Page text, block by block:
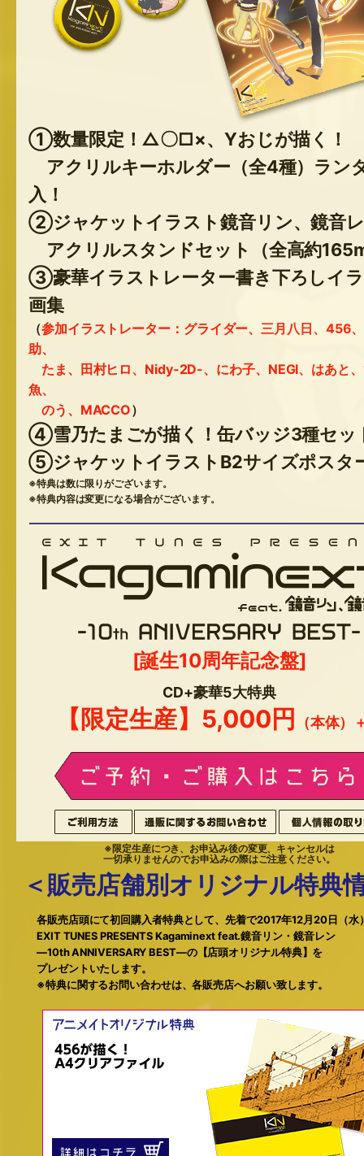
①数量限定！△〇□×、Yおじが描く！
アクリルキーホルダー（全4種）ラン
入！
②ジャケットイラスト鏡音リン、鏡音
アクリルスタンドセット（全高約
③豪華イラストレーター書き下ろしイ
画集
（参加イラストレーター：グライダー、三月八日、456
助、
たま、田村ヒロ、Nidy-2D-、にわ子、NEGI、はあと
魚、
のう、MACCO）
④雪乃たまごが描く！缶バッジ3種セッ
⑤ジャケットイラストB2サイズポスタ
※特典は数に限りがございます。
※特典内容は変更になる場合がございます。
[誕生10周年記念盤]
CD+豪華5大特典
【限定生産】5,000円 （本体）
※限定生産につき、お申込み後の変更、キャンセルは
一切承りませんのでお申込みの際はご注意ください。
＜販売店舗別オリジナル特典
各販売店頭にて初回購入者特典として、先着で2017年12月20日（水
EXIT TUNES PRESENTS Kagaminext feat.鏡音リン・鏡音レン
―10th ANNIVERSARY BEST―の【店頭オリジナル特典】を
プレゼントいたします。
※特典に関するお問い合わせは、各販売店へお願い致します。